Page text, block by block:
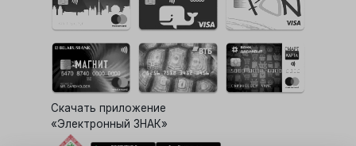
Скачать приложение
«Электронный ЗНАК»